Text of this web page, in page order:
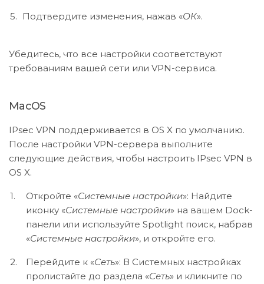
Подтвердите изменения, нажав «ОК».
Убедитесь, что все настройки соответствуют
требованиям вашей сети или VPN-сервиса.
MacOS
IPsec VPN поддерживается в OS X по умолчанию.
После настройки VPN-сервера выполните
следующие действия, чтобы настроить IPsec VPN в
OS X.
Откройте «Системные настройки»: Найдите
иконку «Системные настройки» на вашем Dock-
панели или используйте Spotlight поиск, набрав
«Системные настройки», и откройте его.
Перейдите к «Сеть»: В Системных настройках
пролистайте до раздела «Сеть» и кликните по